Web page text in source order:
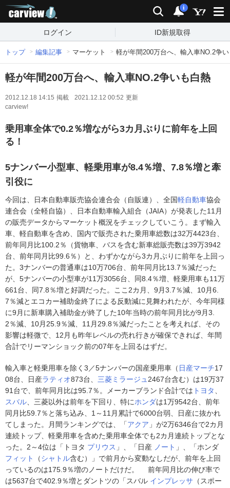
検索 通知
i
ログイン ID新規取得
トップ 編集記事 マーケット 軽が年間200万台へ、輸入車NO.2争
軽が年間200万台へ、輸入車NO.2争いも白熱
2012.12.18 14:15 掲載 2021.12.12 00:52 更新
carview!
乗用車全体で0.2％増ながら3カ月ぶりに前年を上回
る！
5ナンバー小型車、軽乗用車が8.4％増、7.8％増と牽
引役に
今回は、日本自動車販売協会連合会（自販連）、全国軽自動車協会
連合会（全軽自協）、日本自動車輸入組合（JAIA）が発表した11月
の販売データからマーケット概況をチェックしていこう。まず輸入
車、軽自動車を含め、国内で販売された乗用車総数は32万4423台、
前年同月比100.2％（貨物車、バスを含む新車総販売数は39万3942
台、前年同月比99.6％）と、わずかながら3カ月ぶりに前年を上回っ
た。3ナンバーの普通車は10万706台、前年同月比13.7％減だった
が、5ナンバーの小型車が11万3056台、同8.4％増、軽乗用車も11万
661台、同7.8％増と好調だった。ここ2カ月、9月3.7％減、10月6.
7％減とエコカー補助金終了による反動減に見舞われたが、今年同様
に9月に新車購入補助金が終了した10年当時の前年同月比が9月3.
2％減、10月25.9％減、11月29.8％減だったことを考えれば、その
影響は軽微で、12月も昨年レベルの売れ行きが確保できれば、年間
合計でリーマンショック前の07年を上回るはずだ。
輸入車と軽乗用車を除く3／5ナンバーの国産乗用車（ 日産マーチ17
08台、日産ラティオ873台、 三菱ミラージュ 2467台含む）は19万37
91台で、前年同月比は95.7％。メーカーブランド合計では トヨタ
スバル 、三菱以外は前年を下回り、特にホンダは1万9542台、前年
同月比59.7％と落ち込み、1～11月累計で6000台弱、日産に抜かれ
てしまった。月間ランキングでは、「アクア 」が2万6346台で2カ月
連続トップ、軽乗用車を含めた乗用車全体でも2カ月連続トップとな
った。2～4位は「トヨタ プリウス 」、「日産 ノート 」、「ホンダ
フィット
（シャトル含む）」で前月から変動なしだが、前年を上回
っているのは175.9％増のノートだけだ。 前年同月比の伸び率で
は5637台で402.9％増とダントツの「スバル インプレッサ （スポー